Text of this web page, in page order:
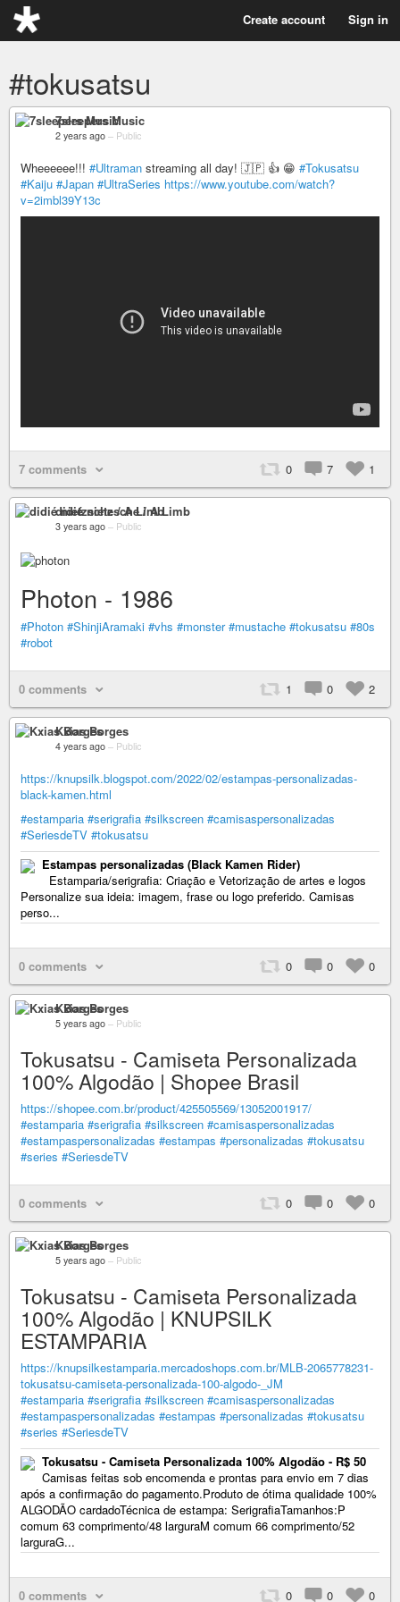
Create account Sign in
#tokusatsu
7sleepers Music
2 years ago – Public
Wheeeeee!!! #Ultraman streaming all day! 🇯🇵 👍 😁 #Tokusatsu
#Kaiju #Japan #UltraSeries https://www.youtube.com/watch?
v=2imbl39Y13c
7 comments 0 7 1
didié nietzsche / A Limb
3 years ago – Public
Photon - 1986
#Photon #ShinjiAramaki #vhs #monster #mustache #tokusatsu #80s
#robot
0 comments 1 0 2
Kxias Borges
4 years ago – Public
https://knupsilk.blogspot.com/2022/02/estampas-personalizadas-
black-kamen.html
#estamparia #serigrafia #silkscreen #camisaspersonalizadas
#SeriesdeTV #tokusatsu
Estampas personalizadas (Black Kamen Rider)
Estamparia/serigrafia: Criação e Vetorização de artes e logos
Personalize sua ideia: imagem, frase ou logo preferido. Camisas
perso...
0 comments 0 0 0
Kxias Borges
5 years ago – Public
Tokusatsu - Camiseta Personalizada
100% Algodão | Shopee Brasil
https://shopee.com.br/product/425505569/13052001917/
#estamparia #serigrafia #silkscreen #camisaspersonalizadas
#estampaspersonalizadas #estampas #personalizadas #tokusatsu
#series #SeriesdeTV
0 comments 0 0 0
Kxias Borges
5 years ago – Public
Tokusatsu - Camiseta Personalizada
100% Algodão | KNUPSILK
ESTAMPARIA
https://knupsilkestamparia.mercadoshops.com.br/MLB-2065778231-
tokusatsu-camiseta-personalizada-100-algodo-_JM
#estamparia #serigrafia #silkscreen #camisaspersonalizadas
#estampaspersonalizadas #estampas #personalizadas #tokusatsu
#series #SeriesdeTV
Tokusatsu - Camiseta Personalizada 100% Algodão - R$ 50
Camisas feitas sob encomenda e prontas para envio em 7 dias
após a confirmação do pagamento.Produto de ótima qualidade 100%
ALGODÃO cardadoTécnica de estampa: SerigrafiaTamanhos:P
comum 63 comprimento/48 larguraM comum 66 comprimento/52
larguraG...
0 comments 0 0 0